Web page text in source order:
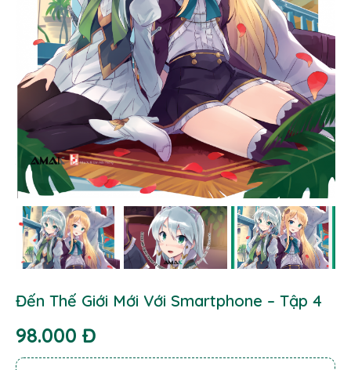
Đến Thế Giới Mới Với Smartphone – Tập 4
98.000 Đ